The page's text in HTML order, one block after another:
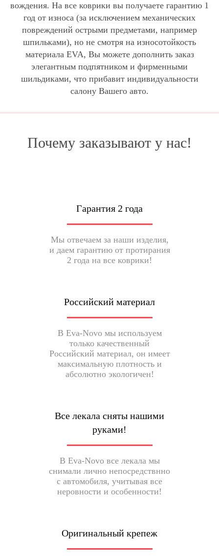
вождения. На все коврики вы получаете гарантию 1
год от износа (за исключением механических
повреждений острыми предметами, например
шпильками), но не смотря на износотойкость
материала EVA, Вы можете дополнить заказ
элегантным подпятником и фирменными
шильдиками, что прибавит индивидуальности
салону Вашего авто.
Почему заказывают у нас!
Гарантия 2 года
Мы отвечаем за наши изделия,
и даем гарантию от протирания
2 года на все коврики!
Российский материал
В Eva-Novo мы используем
только качественный
Российский материал, он имеет
максимальную плотность и
абсолютно экологичен!
Все лекала сняты нашими
руками!
В Eva-Novo все лекала мы
снимали лично непосредствнно
с автомобиля, учитывая все
неровности и особенности!
Оригинальный крепеж